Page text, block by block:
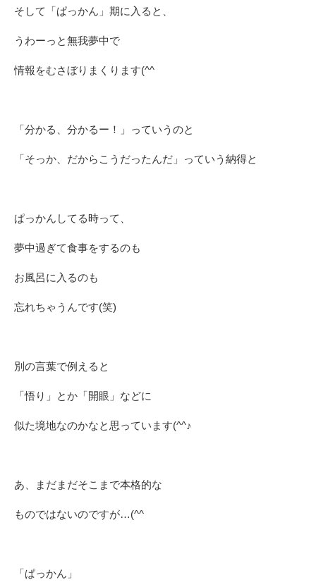
そして「ぱっかん」期に入ると、
うわーっと無我夢中で
情報をむさぼりまくります(^^ゞ
「分かる、分かるー！」っていうのと
「そっか、だからこうだったんだ」っていう納得と
ぱっかんしてる時って、
夢中過ぎて食事をするのも
お風呂に入るのも
忘れちゃうんです(笑)
別の言葉で例えると
「悟り」とか「開眼」などに
似た境地なのかなと思っています(^^♪
あ、まだまだそこまで本格的な
ものではないのですが…(^^ゞ
「ぱっかん」